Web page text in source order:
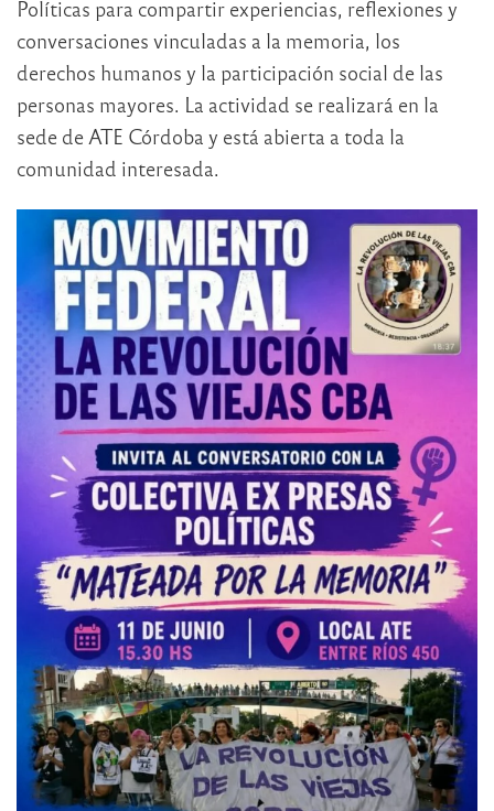
Políticas para compartir experiencias, reflexiones y
conversaciones vinculadas a la memoria, los
derechos humanos y la participación social de las
personas mayores. La actividad se realizará en la
sede de ATE Córdoba y está abierta a toda la
comunidad interesada.